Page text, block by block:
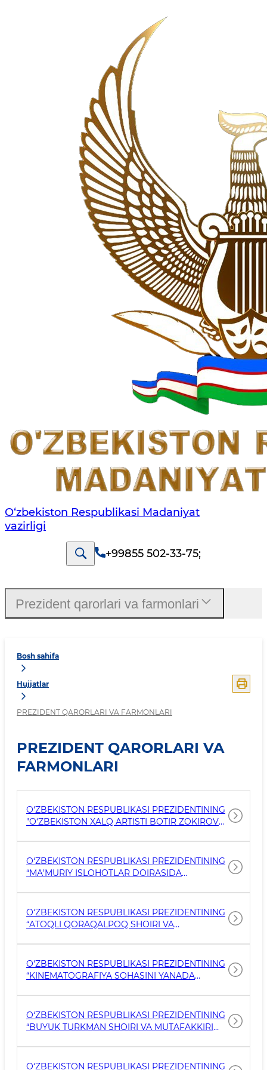
O‘zbekiston Respublikasi Madaniyat
vazirligi
+99855 502-33-75;
Bosh sahifa
Hujjatlar
PREZIDENT QARORLARI VA FARMONLARI
PREZIDENT QARORLARI VA
FARMONLARI
O‘ZBEKISTON RESPUBLIKASI PREZIDENTINING
"O‘ZBEKISTON XALQ ARTISTI BOTIR ZOKIROV
MEROSINI CHUQUR O‘RGANISH VA JAHON
MIQYOSIDA TARG‘IB QILISH CHORA-
TADBIRLARI TO‘G‘RISIDA" 2025-YIL 28-IYULDAGI
O‘ZBEKISTON RESPUBLIKASI PREZIDENTINING
“MA’MURIY ISLOHOTLAR DOIRASIDA
BOSHQARUVINI SAMARALI TASHKIL QILISH
CHORA-TADBIRLARI TO‘G‘RISIDA”GI FARMONI
O‘ZBEKISTON RESPUBLIKASI PREZIDENTINING
“ATOQLI QORAQALPOQ SHOIRI VA
TAVALLUDINING 200 YILLIGINI KENG
NISHONLASH TO‘G‘RISIDA”GI QARORI
O‘ZBEKISTON RESPUBLIKASI PREZIDENTINING
“KINEMATOGRAFIYA SOHASINI YANADA
TARIXIGA BAG‘ISHLANGAN FILMLAR
TURKUMINI YARATISHGA DOIR CHORA-
TADBIRLAR TO‘G‘RISIDA”GI QARORI
O‘ZBEKISTON RESPUBLIKASI PREZIDENTINING
“BUYUK TURKMAN SHOIRI VA MUTAFAKKIRI
YILLIGINI KENG NISHONLASH TO‘G‘RISIDA”GI
QARORI
O‘ZBEKISTON RESPUBLIKASI PREZIDENTINING
Prezident qarorlari va farmonlari